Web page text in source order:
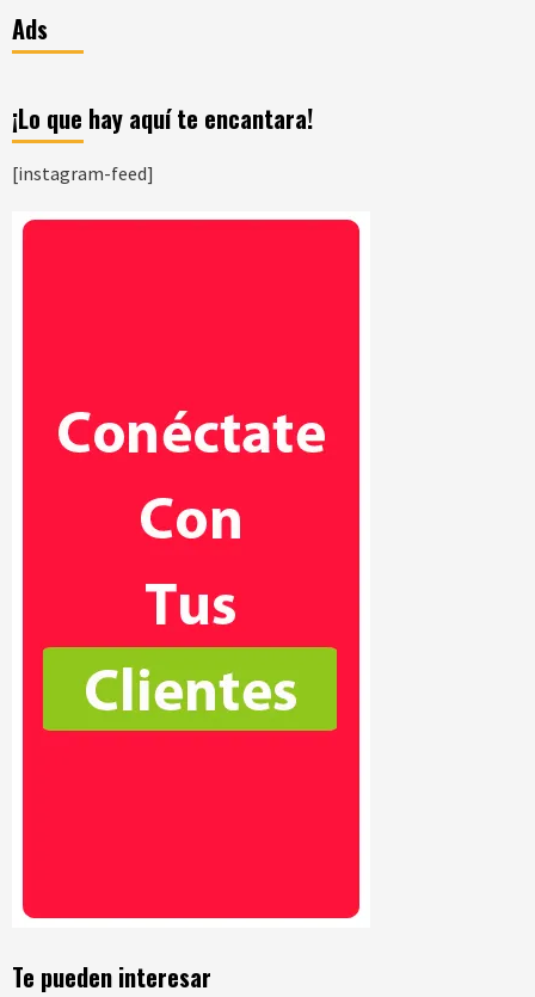
Ads
¡Lo que hay aquí te encantara!
[instagram-feed]
Te pueden interesar